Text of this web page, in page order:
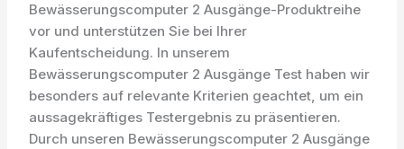
Bewässerungscomputer 2 Ausgänge-Produktreihe
vor und unterstützen Sie bei Ihrer
Kaufentscheidung. In unserem
Bewässerungscomputer 2 Ausgänge Test haben wir
besonders auf relevante Kriterien geachtet, um ein
aussagekräftiges Testergebnis zu präsentieren.
Durch unseren Bewässerungscomputer 2 Ausgänge